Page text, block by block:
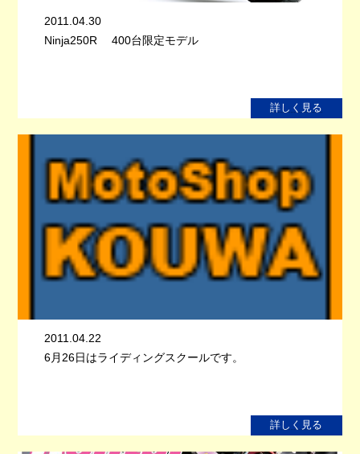
2011.04.30
Ninja250R 400台限定モデル
詳しく見る
2011.04.22
6月26日はライディングスクールです。
詳しく見る